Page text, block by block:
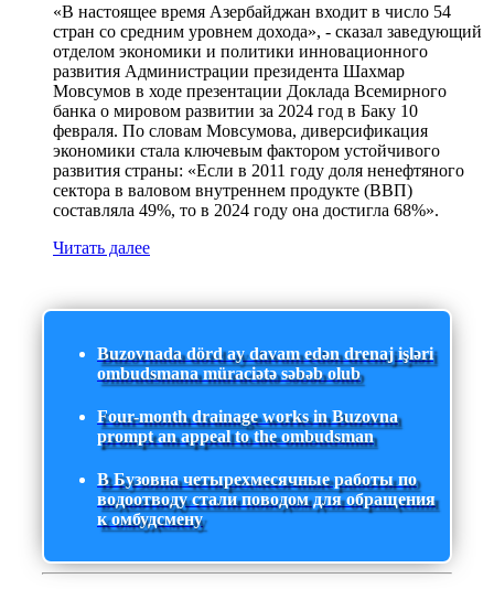
«В настоящее время Азербайджан входит в число 54
стран со средним уровнем дохода», - сказал заведующий
отделом экономики и политики инновационного
развития Администрации президента Шахмар
Мовсумов в ходе презентации Доклада Всемирного
банка о мировом развитии за 2024 год в Баку 10
февраля. По словам Мовсумова, диверсификация
экономики стала ключевым фактором устойчивого
развития страны: «Если в 2011 году доля ненефтяного
сектора в валовом внутреннем продукте (ВВП)
составляла 49%, то в 2024 году она достигла 68%».
Читать далее
Buzovnada dörd ay davam edən drenaj işləri
ombudsmana müraciətə səbəb olub
Four-month drainage works in Buzovna
prompt an appeal to the ombudsman
В Бузовна четырехмесячные работы по
водоотводу стали поводом для обращения
к омбудсмену